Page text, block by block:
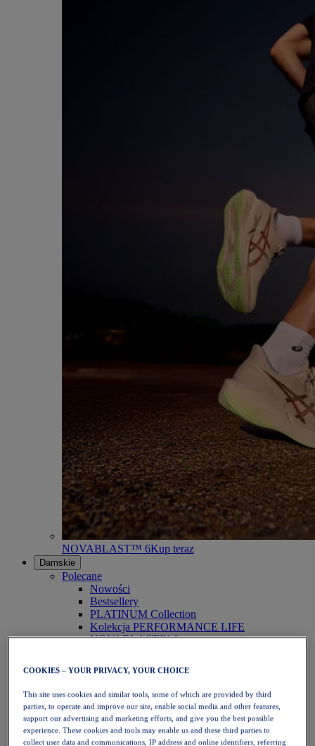
NOVABLAST™ 6Kup teraz
Damskie
Polecane
Nowości
Bestsellery
PLATINUM Collection
Kolekcja PERFORMANCE LIFE
NOVABLAST™ 6
Bieganie
Bieganie w terenie
Tenis
Siatkówka
Piłka ręczna
Padel
Netball
COOKIES – YOUR PRIVACY, YOUR CHOICE
This site uses cookies and similar tools, some of which are provided by third
parties, to operate and improve our site, enable social media and other features,
support our advertising and marketing efforts, and give you the best possible
experience. These cookies and tools may enable us and these third parties to
collect user data and communications, IP address and online identifiers, referring